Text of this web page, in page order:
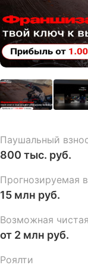
Паушальный
800 тыс. руб.
Прогнозируемая
15 млн руб.
Возможная
от 2 млн руб.
Роялти